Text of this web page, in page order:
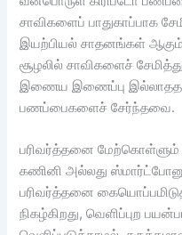
சாவிகளைப் பாதுகாப்பாக
இயற்பியல் சாதனங்கள்
சூழலில் சாவிகளைச்
இணைய இணைப்பு
பணப்பைகளைச் சேர்ந்தவை.
பரிவர்த்தனை மேற்கொள்ளும்
கணினி அல்லது
பரிவர்த்தனை
நிகழ்கிறது, வெளிப்புற